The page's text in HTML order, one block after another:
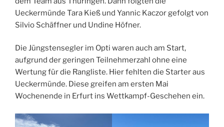
Ueckermünde Tara Kieß und Yannic Kaczor gefolgt von
Silvio Schäffner und Undine Höfner.
Die Jüngstensegler im Opti waren auch am Start,
aufgrund der geringen Teilnehmerzahl ohne eine
Wertung für die Rangliste. Hier fehlten die Starter aus
Ueckermünde. Diese greifen am ersten Mai
Wochenende in Erfurt ins Wettkampf-Geschehen ein.